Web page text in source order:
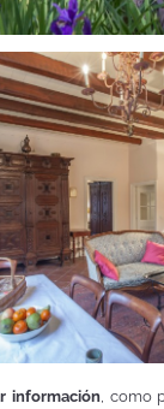
información, como